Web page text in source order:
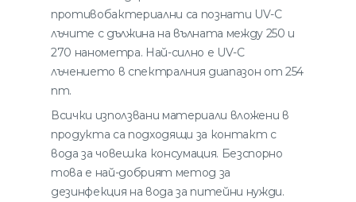
противобактериални са познати UV-C
лъчите с дължина на вълната между 250 и
270 нанометра. Най-силно е UV-C
лъчението в спектралния диапазон от 254
nm.
Всички използвани материали вложени в
продукта са подходящи за контакт с
вода за човешка консумация. Безспорно
това е най-добрият метод за
дезинфекция на вода за питейни нужди.